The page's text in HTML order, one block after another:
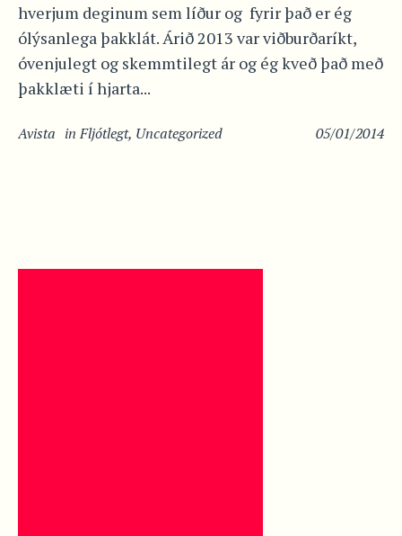
hverjum deginum sem líður og fyrir það er ég
ólýsanlega þakklát. Árið 2013 var viðburðaríkt,
óvenjulegt og skemmtilegt ár og ég kveð það með
þakklæti í hjarta...
05/01/2014
Avista inFljótlegt, Uncategorized